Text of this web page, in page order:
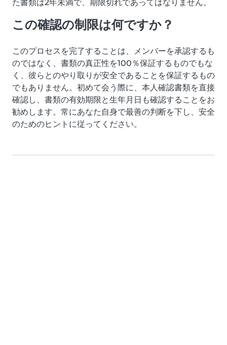
た書類は2年未満で、期限切れであってはなりません。
この確認の制限は何ですか？
このプロセスを完了することは、メンバーを承認するも
のではなく、書類の真正性を100％保証するものでもな
く、彼らとのやり取りが安全であることを保証するもの
でもありません。初めて会う際に、本人確認書類を直接
確認し、書類の有効期限と生年月日も確認することをお
勧めします。常にあなた自身で最善の判断を下し、安全
のためのヒントに従ってください。